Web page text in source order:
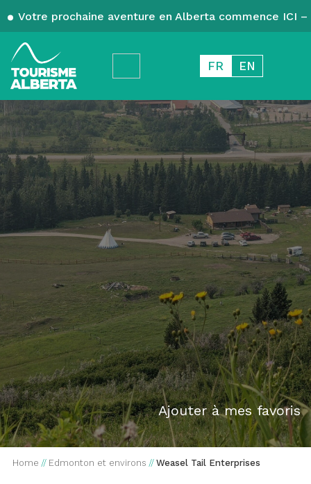
Votre prochaine aventure en Alberta commence ICI
FR EN
Ajouter à mes favoris
Home // Edmonton et environs // Weasel Tail Enterprises